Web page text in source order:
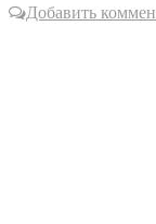
Добавить